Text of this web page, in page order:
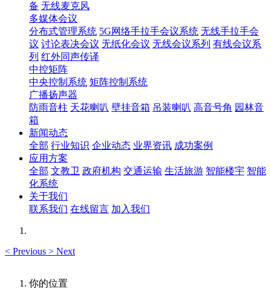
备 无线麦克风
多媒体会议
分布式管理系统 5G网络手拉手会议系统 无线手拉手会
议 讨论表决会议 无纸化会议 无线会议系列 有线会议系
列 红外同声传译
中控矩阵
中央控制系统 矩阵控制系统
广播扬声器
防雨音柱 天花喇叭 壁挂音箱 吊装喇叭 高音号角 园林音
箱
新闻动态
全部 行业知识 企业动态 业界资讯 成功案例
应用方案
全部 文教卫 政府机构 交通运输 生活旅游 智能楼宇 智能
化系统
关于我们
联系我们 在线留言 加入我们
< Previous > Next
你的位置